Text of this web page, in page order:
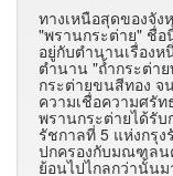
ทางเหนือสุดของจัง
"พรานกระต่าย" ชื่
อยู่กับตำนานเรื่อง
ตำนาน "ถ้ำกระต่า
กระต่ายขนสีทอง จ
ความเชื่อความศรัท
พรานกระต่ายได้รับ
รัชกาลที่ 5 แห่งกรุ
ปกครองกับมณฑลน
ย้อนไปไกลกว่านั้น